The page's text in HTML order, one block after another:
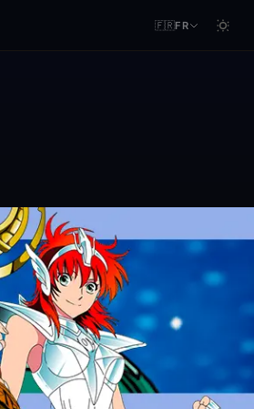
🇫🇷FR